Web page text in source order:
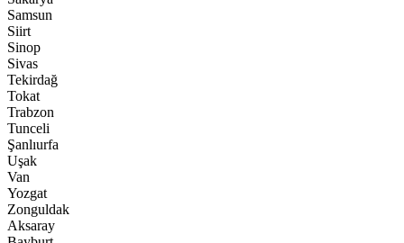
Samsun
Siirt
Sinop
Sivas
Tekirdağ
Tokat
Trabzon
Tunceli
Şanlıurfa
Uşak
Van
Yozgat
Zonguldak
Aksaray